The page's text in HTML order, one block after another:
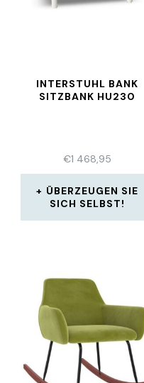
INTERSTUHL BANK
SITZBANK HU230
€1 468,95
ÜBERZEUGEN SIE
SICH SELBST!